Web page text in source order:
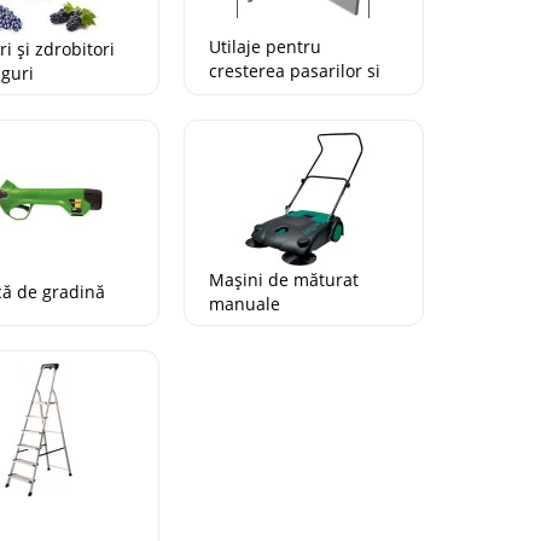
și zdrobitori
Utilaje pentru
cresterea pasarilor si
de gradină
Mașini de măturat
manuale